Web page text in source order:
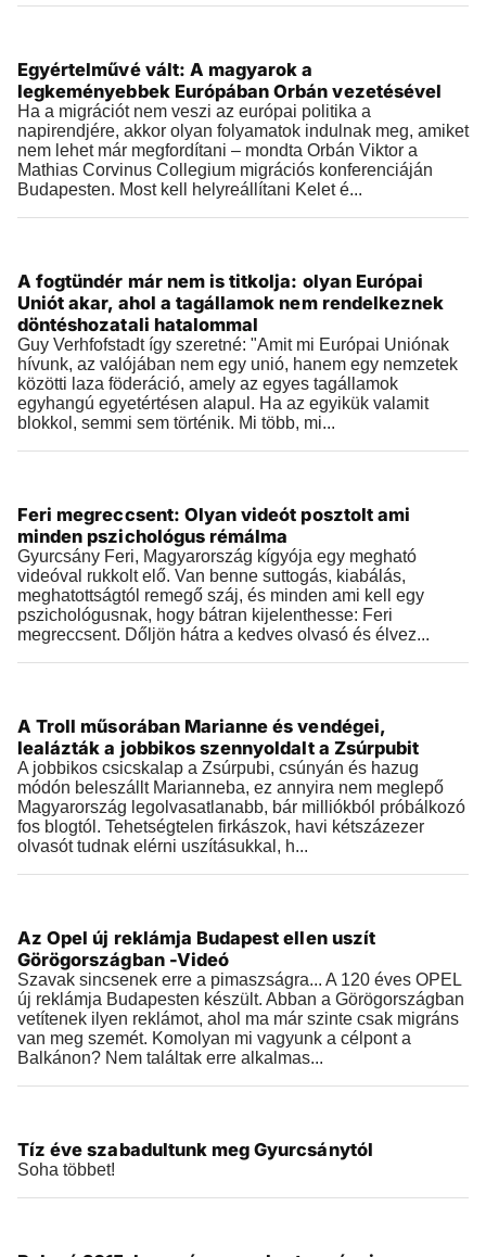
2019.03.24 |09:05
Egyértelművé vált: A magyarok a
legkeményebbek Európában Orbán vezetésével
Ha a migrációt nem veszi az európai politika a
napirendjére, akkor olyan folyamatok indulnak meg, amiket
nem lehet már megfordítani – mondta Orbán Viktor a
Mathias Corvinus Collegium migrációs konferenciáján
Budapesten. Most kell helyreállítani Kelet é...
2019.03.24 |08:45
A fogtündér már nem is titkolja: olyan Európai
Uniót akar, ahol a tagállamok nem rendelkeznek
döntéshozatali hatalommal
Guy Verhfofstadt így szeretné: "Amit mi Európai Uniónak
hívunk, az valójában nem egy unió, hanem egy nemzetek
közötti laza föderáció, amely az egyes tagállamok
egyhangú egyetértésen alapul. Ha az egyikük valamit
blokkol, semmi sem történik. Mi több, mi...
2019.03.23 |13:35
Feri megreccsent: Olyan videót posztolt ami
minden pszichológus rémálma
Gyurcsány Feri, Magyarország kígyója egy megható
videóval rukkolt elő. Van benne suttogás, kiabálás,
meghatottságtól remegő száj, és minden ami kell egy
pszichológusnak, hogy bátran kijelenthesse: Feri
megreccsent. Dőljön hátra a kedves olvasó és élvez...
2019.03.23 |08:47
A Troll műsorában Marianne és vendégei,
lealázták a jobbikos szennyoldalt a Zsúrpubit
A jobbikos csicskalap a Zsúrpubi, csúnyán és hazug
módón beleszállt Marianneba, ez annyira nem meglepő
Magyarország legolvasatlanabb, bár milliókból próbálkozó
fos blogtól. Tehetségtelen firkászok, havi kétszázezer
olvasót tudnak elérni uszításukkal, h...
2019.03.21 | 13:32
Az Opel új reklámja Budapest ellen uszít
Görögországban -Videó
Szavak sincsenek erre a pimaszságra... A 120 éves OPEL
új reklámja Budapesten készült. Abban a Görögországban
vetítenek ilyen reklámot, ahol ma már szinte csak migráns
van meg szemét. Komolyan mi vagyunk a célpont a
Balkánon? Nem találtak erre alkalmas...
2019.03.21 |12:56
Tíz éve szabadultunk meg Gyurcsánytól
Soha többet!